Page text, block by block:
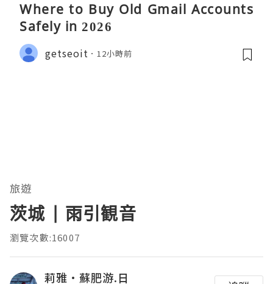
Where to Buy Old Gmail Accounts
Safely in 2026
getseoit 12小時前
旅遊
茨城 | 雨引観音
瀏覽次數:16007
莉雅·蘇肥游.日